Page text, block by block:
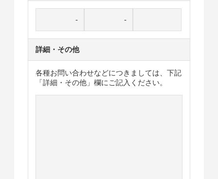
詳細・その他
各種お問い合わせなどにつきましては、下記
「詳細・その他」欄にご記入ください。